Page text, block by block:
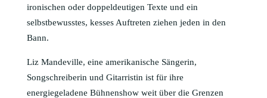
ironischen oder doppeldeutigen Texte und ein
selbstbewusstes, kesses Auf­treten ziehen jeden in den
Bann.
Liz Mandeville, eine amerikanische Sängerin,
Songschreiberin und Gitarristin ist für ihre
energiegeladene Bühnenshow weit über die Grenzen